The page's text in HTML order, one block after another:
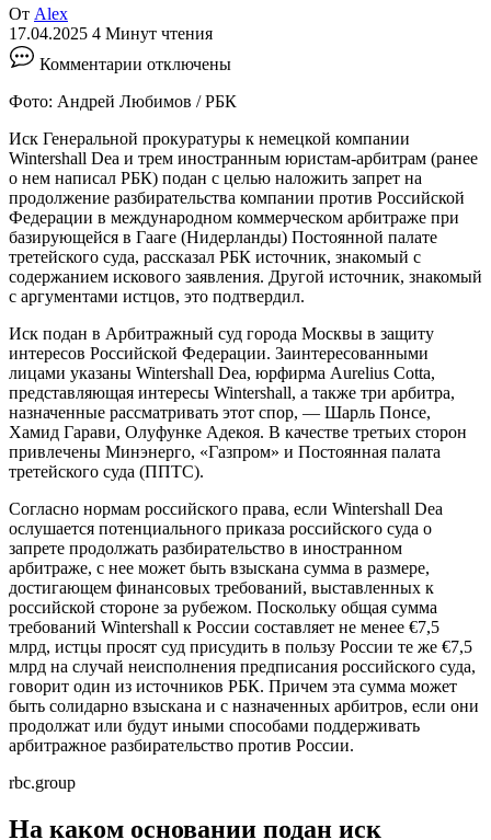
От Alex
17.04.2025 4 Минут чтения
Комментарии записи
Генпрокуратура
потребовала
суд
по
иску
Wintershall
в
Гааге
—
РБК
отключены
Фото: Андрей Любимов / РБК
Иск Генеральной прокуратуры к немецкой компании
Wintershall Dea и трем иностранным юристам-арбитрам (ранее
о нем написал РБК) подан с целью наложить запрет на
продолжение разбирательства компании против Российской
Федерации в международном коммерческом арбитраже при
базирующейся в Гааге (Нидерланды) Постоянной палате
третейского суда, рассказал РБК источник, знакомый с
содержанием искового заявления. Другой источник, знакомый
с аргументами истцов, это подтвердил.
Иск подан в Арбитражный суд города Москвы в защиту
интересов Российской Федерации. Заинтересованными
лицами указаны Wintershall Dea, юрфирма Aurelius Cotta,
представляющая интересы Wintershall, а также три арбитра,
назначенные рассматривать этот спор, — Шарль Понсе,
Хамид Гарави, Олуфунке Адекоя. В качестве третьих сторон
привлечены Минэнерго, «Газпром» и Постоянная палата
третейского суда (ППТС).
Согласно нормам российского права, если Wintershall Dea
ослушается потенциального приказа российского суда о
запрете продолжать разбирательство в иностранном
арбитраже, с нее может быть взыскана сумма в размере,
достигающем финансовых требований, выставленных к
российской стороне за рубежом. Поскольку общая сумма
требований Wintershall к России составляет не менее €7,5
млрд, истцы просят суд присудить в пользу России те же €7,5
млрд на случай неисполнения предписания российского суда,
говорит один из источников РБК. Причем эта сумма может
быть солидарно взыскана и с назначенных арбитров, если они
продолжат или будут иными способами поддерживать
арбитражное разбирательство против России.
rbc.group
На каком основании подан иск